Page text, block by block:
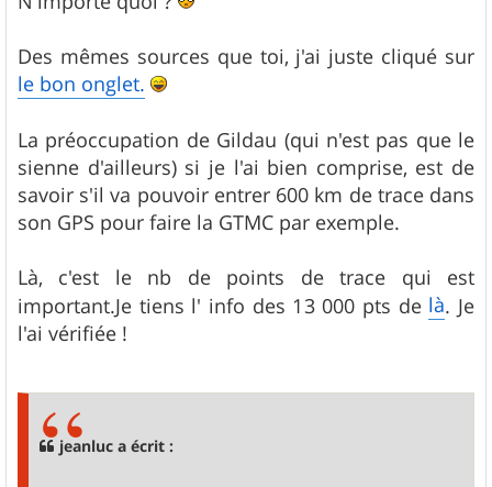
Des mêmes sources que toi, j'ai juste cliqué sur
le bon onglet.
La préoccupation de Gildau (qui n'est pas que le
sienne d'ailleurs) si je l'ai bien comprise, est de
savoir s'il va pouvoir entrer 600 km de trace dans
son GPS pour faire la GTMC par exemple.
Là, c'est le nb de points de trace qui est
important.Je tiens l' info des 13 000 pts de là. Je
l'ai vérifiée !
jeanluc a écrit :